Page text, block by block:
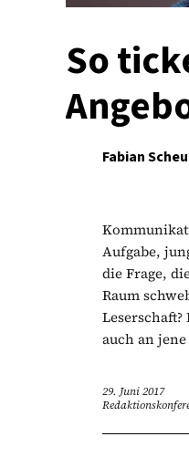
So
Fabian
Aufgabe,
die Frage,
Raum
auch an
29. Juni 2017